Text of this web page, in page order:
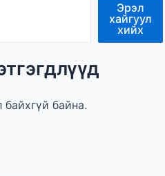
Эрэл
хайгуул
хийх
байна.